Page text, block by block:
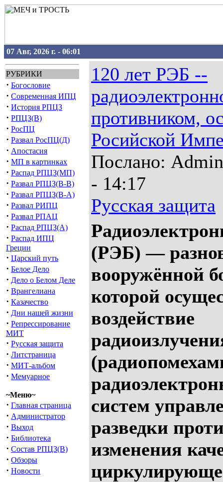
07 Авг, 2026 г. - 06:01
РУБРИКИ
· Богословие
· Современная ИПЦ
· История РПЦЗ
· РПЦЗ(В)
· РосПЦ
· Развал РосПЦ(Д)
· Апостасия
· МП в картинках
· Распад РПЦЗ(МП)
· Развал РПЦЗ(В-В)
· Развал РПЦЗ(В-А)
· Развал РИПЦ
· Развал РПАЦ
· Распад РПЦЗ(А)
· Распад ИПЦ
Греции
· Царский путь
· Белое Дело
· Дело о Белом Деле
· Врангелиана
· Казачество
· Дни нашей жизни
· Репрессирование
МИТ
· Русская защита
· Литстраница
· МИТ-альбом
· Мемуарное
~Меню~
· Главная страница
· Администратор
· Выход
· Библиотека
· Состав РПЦЗ(В)
· Обзоры
· Новости
120 лет РЭБ --
противником,
Росийской
Послано:
- 14:17
Русская защита
(РЭБ) —
вооружённой
которой
воздействие
систем
разведки
изменения